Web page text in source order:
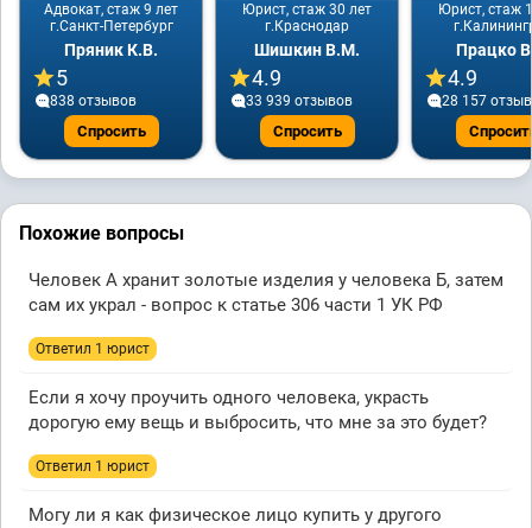
Адвокат, стаж 9 лет
г.Санкт-Петербург
Пряник К.В.
5
838 отзывов
Спросить
Юрист, стаж 30 лет
г.Краснодар
Шишкин В.М.
4.9
33 939 отзывов
Спросить
Юрист, стаж
Працко
4.9
28 157
Похожие вопросы
Человек А хранит золотые изделия у человека Б, затем
сам их украл - вопрос к статье 306 части 1 УК РФ
Ответил 1 юрист
Если я хочу проучить одного человека, украсть
дорогую ему вещь и выбросить, что мне за это будет?
Ответил 1 юрист
Могу ли я как физическое лицо купить у другого